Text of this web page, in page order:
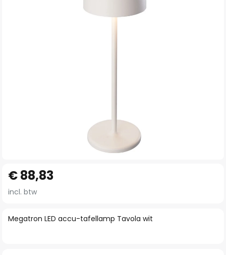
naar
het
van
Megatron LED accu-tafellamp Tavola wit
€ 88,83
incl. btw